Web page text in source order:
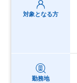
対象となる方
勤務地